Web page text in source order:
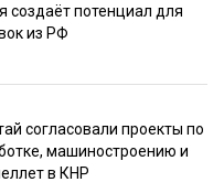
создаёт потенциал для
из РФ
согласовали проекты по
машиностроению и
в КНР